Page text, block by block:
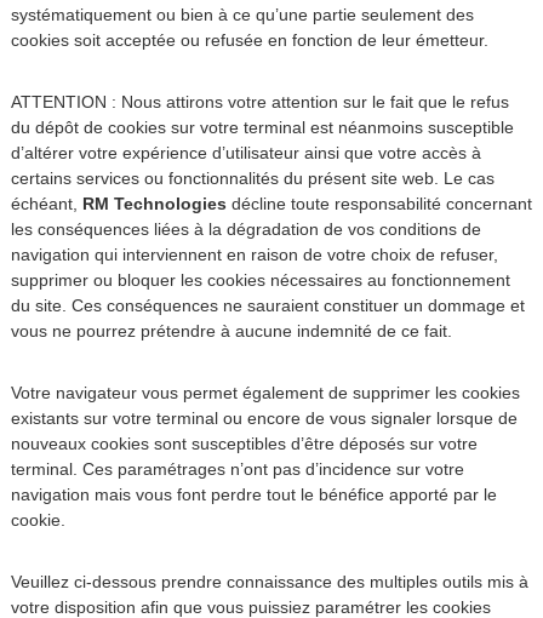
systématiquement ou bien à ce qu’une partie seulement des
cookies soit acceptée ou refusée en fonction de leur émetteur.
ATTENTION : Nous attirons votre attention sur le fait que le refus
du dépôt de cookies sur votre terminal est néanmoins susceptible
d’altérer votre expérience d’utilisateur ainsi que votre accès à
certains services ou fonctionnalités du présent site web. Le cas
échéant, RM Technologies décline toute responsabilité concernant
les conséquences liées à la dégradation de vos conditions de
navigation qui interviennent en raison de votre choix de refuser,
supprimer ou bloquer les cookies nécessaires au fonctionnement
du site. Ces conséquences ne sauraient constituer un dommage et
vous ne pourrez prétendre à aucune indemnité de ce fait.
Votre navigateur vous permet également de supprimer les cookies
existants sur votre terminal ou encore de vous signaler lorsque de
nouveaux cookies sont susceptibles d’être déposés sur votre
terminal. Ces paramétrages n’ont pas d’incidence sur votre
navigation mais vous font perdre tout le bénéfice apporté par le
cookie.
Veuillez ci-dessous prendre connaissance des multiples outils mis à
votre disposition afin que vous puissiez paramétrer les cookies